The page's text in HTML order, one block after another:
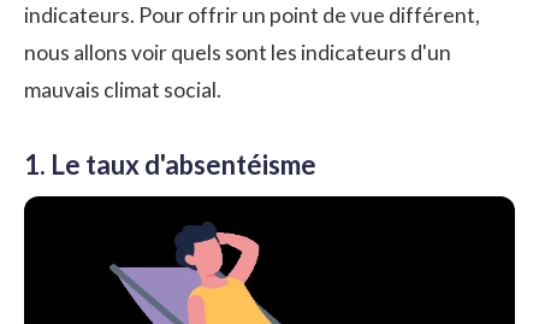
indicateurs. Pour offrir un point de vue différent,
nous allons voir quels sont les indicateurs d'un
mauvais climat social.
1. Le taux d'absentéisme